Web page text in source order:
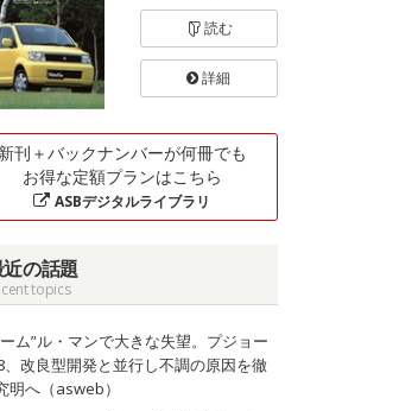
読む
詳細
新刊＋バックナンバーが何冊でも
お得な定額プランはこちら
ASBデジタルライブラリ
の話題
topics
ム”ル・マンで大きな失望。プジョー
、改良型開発と並行し不調の原因を徹
明へ（asweb）